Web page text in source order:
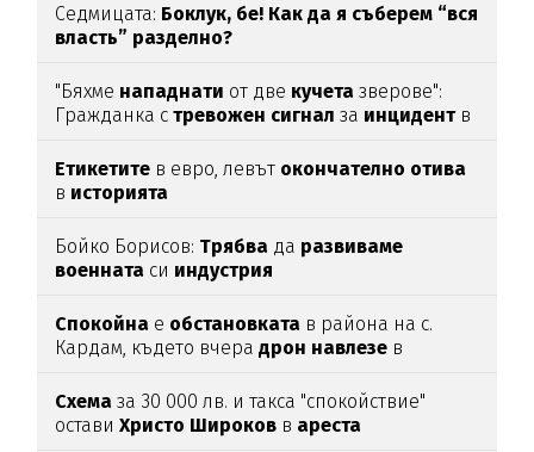
Седмицата: Боклук, бе! Как да я съберем “вся
власть” разделно?
"Бяхме нападнати от две кучета зверове":
Гражданка стревожен сигнал за инцидентв
Етикетите в евро, левът окончателно отива
в историята
Бойко Борисов: Трябва да развиваме
военната си индустрия
Спокойна е обстановката в района на с.
Кардам, където вчерадрон навлезе в
Схема за 30 000 лв. и такса "спокойствие"
оставиХристо Широков в ареста